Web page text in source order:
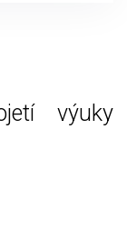
výuky